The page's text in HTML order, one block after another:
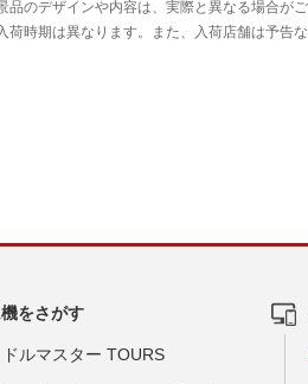
をさがす
ルマスター TOURS